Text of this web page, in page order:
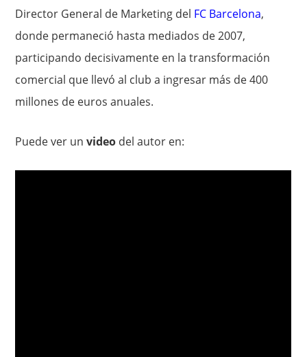
Director General de Marketing del FC Barcelona,
donde permaneció hasta mediados de 2007,
participando decisivamente en la transformación
comercial que llevó al club a ingresar más de 400
millones de euros anuales.
Puede ver unvideo del autor en: